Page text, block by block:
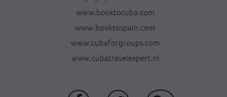
www.booktocuba.com
www.booktospain.com
www.cubaforgroups.com
www.cubatravelexpert.nl